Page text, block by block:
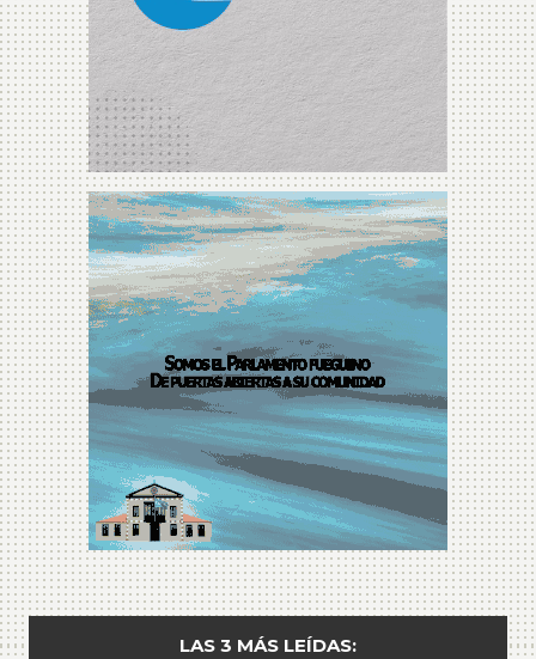
LAS 3 MÁS LEÍDAS: